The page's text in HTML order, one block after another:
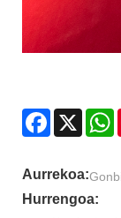
Facebook
X
Aurrekoa:
Hurrengoa: